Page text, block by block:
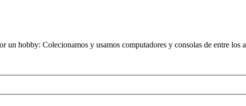
un hobby: Colecionamos y usamos computadores y consolas de entre los